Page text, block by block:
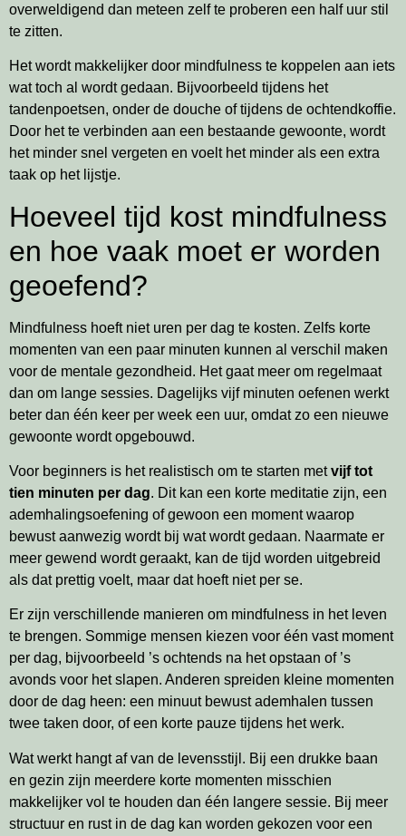
overweldigend dan meteen zelf te proberen een half uur stil
te zitten.
Het wordt makkelijker door mindfulness te koppelen aan iets
wat toch al wordt gedaan. Bijvoorbeeld tijdens het
tandenpoetsen, onder de douche of tijdens de ochtendkoffie.
Door het te verbinden aan een bestaande gewoonte, wordt
het minder snel vergeten en voelt het minder als een extra
taak op het lijstje.
Hoeveel tijd kost mindfulness
en hoe vaak moet er worden
geoefend?
Mindfulness hoeft niet uren per dag te kosten. Zelfs korte
momenten van een paar minuten kunnen al verschil maken
voor de mentale gezondheid. Het gaat meer om regelmaat
dan om lange sessies. Dagelijks vijf minuten oefenen werkt
beter dan één keer per week een uur, omdat zo een nieuwe
gewoonte wordt opgebouwd.
Voor beginners is het realistisch om te starten metvijf tot
tien minuten per dag. Dit kan een korte meditatie zijn, een
ademhalingsoefening of gewoon een moment waarop
bewust aanwezig wordt bij wat wordt gedaan. Naarmate er
meer gewend wordt geraakt, kan de tijd worden uitgebreid
als dat prettig voelt, maar dat hoeft niet per se.
Er zijn verschillende manieren om mindfulness in het leven
te brengen. Sommige mensen kiezen voor één vast moment
per dag, bijvoorbeeld ’s ochtends na het opstaan of ’s
avonds voor het slapen. Anderen spreiden kleine momenten
door de dag heen: een minuut bewust ademhalen tussen
twee taken door, of een korte pauze tijdens het werk.
Wat werkt hangt af van de levensstijl. Bij een drukke baan
en gezin zijn meerdere korte momenten misschien
makkelijker vol te houden dan één langere sessie. Bij meer
structuur en rust in de dag kan worden gekozen voor een